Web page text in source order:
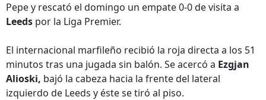
Pepe y rescató el domingo un empate 0-0 de visita a
Leeds por la Liga Premier.
El internacional marfileño recibió la roja directa a los 51
minutos tras una jugada sin balón. Se acercó a Ezgjan
Alioski, bajó la cabeza hacia la frente del lateral
izquierdo de Leeds y éste se tiró al piso.